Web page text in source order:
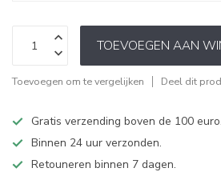
TOEVOEGEN AAN
Toevoegen om te vergelijken Deel dit
Gratis verzending boven de 100 euro.
Binnen 24 uur verzonden.
Retouneren binnen 7 dagen.